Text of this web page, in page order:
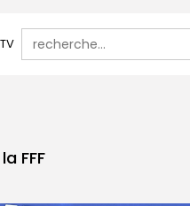
Search
for:
FFF